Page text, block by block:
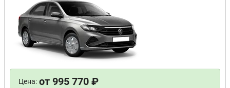
Цена: от 995 770 ₽